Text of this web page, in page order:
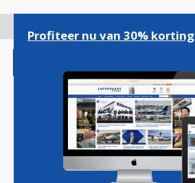
gaan
Magazine Podcasts
Profiteer nu van 30% korting